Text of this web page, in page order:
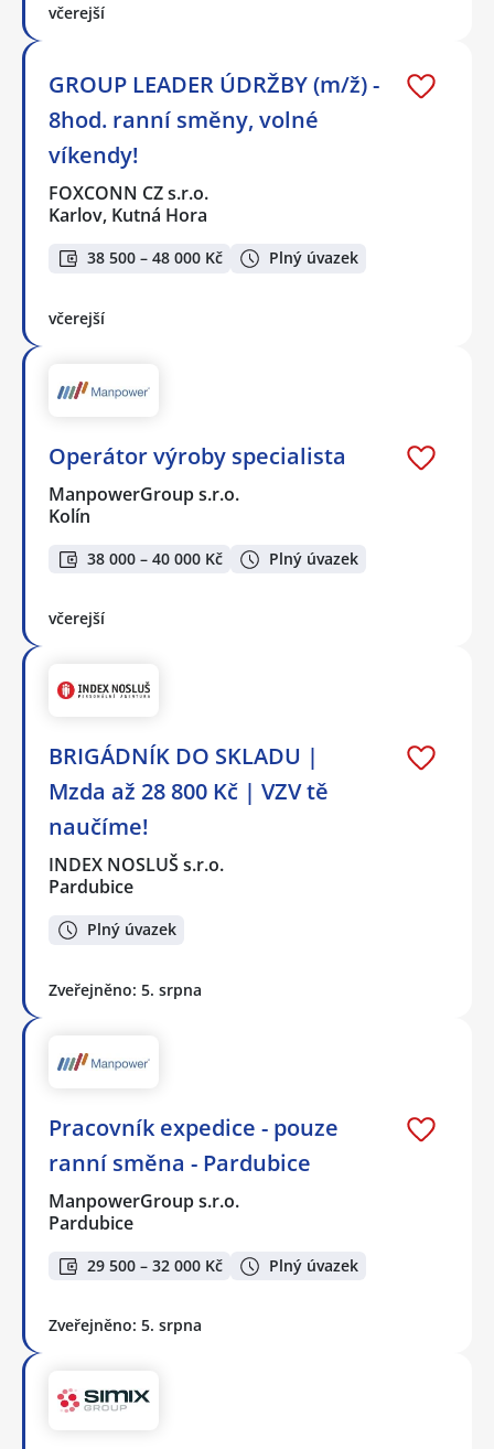
včerejší
GROUP LEADER ÚDRŽBY (m/ž) -
8hod. ranní směny, volné
víkendy!
FOXCONN CZ s.r.o.
Karlov, Kutná Hora
38 500 – 48 000 Kč Plný úvazek
včerejší
Operátor výroby specialista
ManpowerGroup s.r.o.
Kolín
38 000 – 40 000 Kč Plný úvazek
včerejší
BRIGÁDNÍK DO SKLADU |
Mzda až 28 800 Kč | VZV tě
naučíme!
INDEX NOSLUŠ s.r.o.
Pardubice
Plný úvazek
Zveřejněno: 5. srpna
Pracovník expedice - pouze
ranní směna - Pardubice
ManpowerGroup s.r.o.
Pardubice
29 500 – 32 000 Kč Plný úvazek
Zveřejněno: 5. srpna